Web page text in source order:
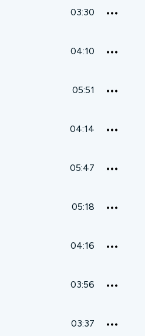
03:30
04:10
05:51
04:14
05:47
05:18
04:16
03:56
03:37